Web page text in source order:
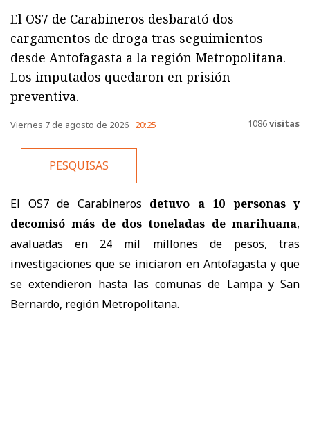
El OS7 de Carabineros desbarató dos
cargamentos de droga tras seguimientos
desde Antofagasta a la región Metropolitana.
Los imputados quedaron en prisión
preventiva.
Viernes 7 de agosto de 2026 20:25 1086visitas
PESQUISAS
El OS7 de Carabineros detuvo a 10 personas y
decomisó más de dos toneladas de marihuana,
avaluadas en 24 mil millones de pesos, tras
investigaciones que se iniciaron en Antofagasta y que
se extendieron hasta las comunas de Lampa y San
Bernardo, región Metropolitana.